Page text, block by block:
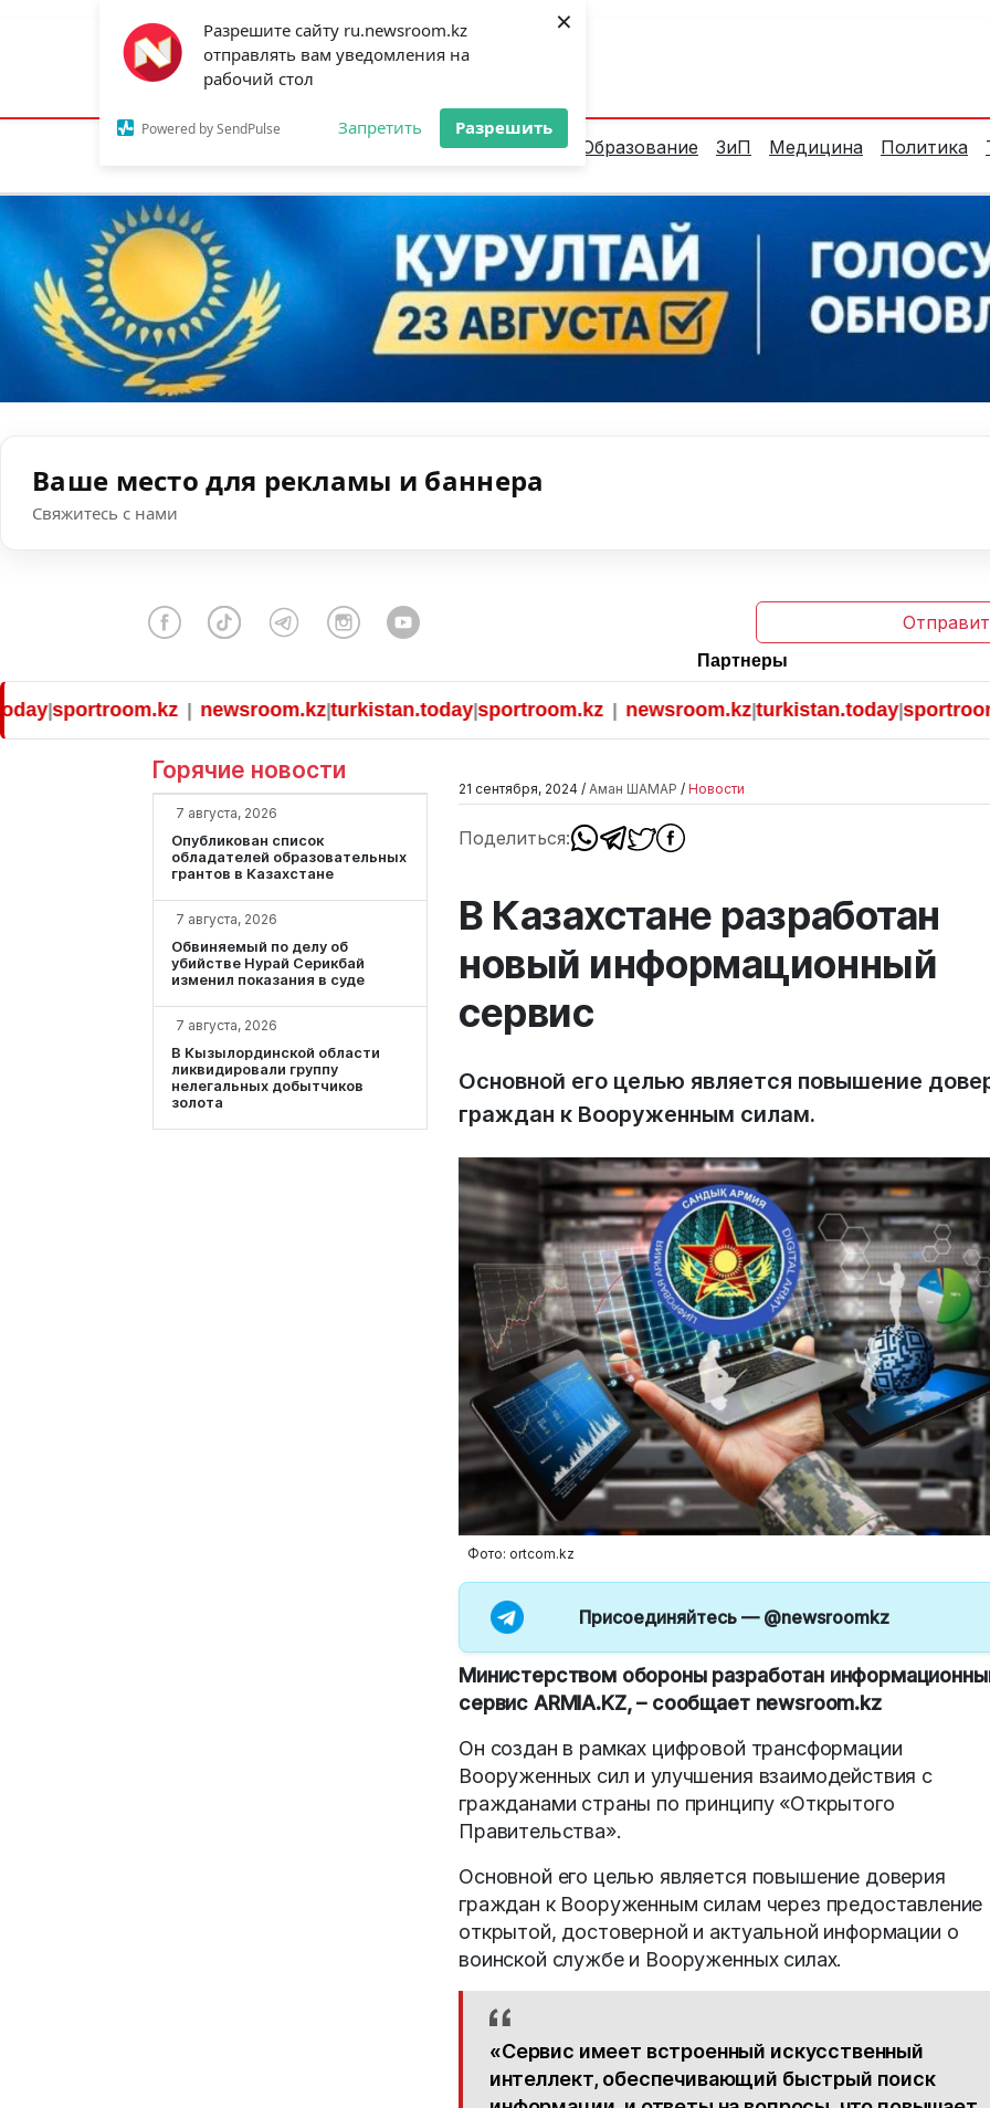
Разрешите сайту ru.newsroom.kz
отправлять вам уведомления на
рабочий стол
Powered by SendPulse Запретить Разрешить
×
Астана:23°C Алматы:33°C Шымкент:
Новости Аналитика Образование ЗиП Медицина Политика
Ваше место для рекламы и баннера
Свяжитесь с нами
Партнеры
sportroom.kz|newsroom.kz|turkistan.today|sportroom.kz|newsroom.kz|turkistan.today|sportroom.kz
Горячие новости
7 августа, 2026
Опубликован список
обладателей образовательных
грантов в Казахстане
7 августа, 2026
Обвиняемый по делу об
убийстве Нурай Серикбай
изменил показания в суде
7 августа, 2026
В Кызылординской области
ликвидировали группу
нелегальных добытчиков
золота
21 сентября, 2024 / Аман ШАМАР / Новости
Поделиться:
В Казахстане разработан
новый информационный
сервис
Основной его целью является повышение
граждан к Вооруженным силам.
Фото: ortcom.kz
Присоединяйтесь — @newsroomkz
Министерством обороны разработан
сервис ARMIA.KZ, – сообщает newsroom.kz
Он создан в рамках цифровой трансформации
Вооруженных сил и улучшения взаимодействия с
гражданами страны по принципу «Открытого
Правительства».
Основной его целью является повышение доверия
граждан к Вооруженным силам через предоставление
открытой, достоверной и актуальной информации о
воинской службе и Вооруженных силах.
«Сервис имеет встроенный искусственный
интеллект, обеспечивающий быстрый поиск